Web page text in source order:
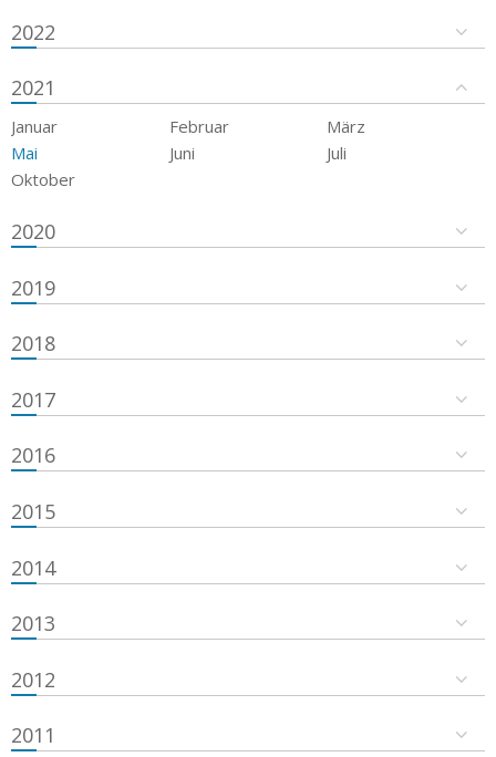
2022
2021
Januar Februar
März
Mai
Juni
Juli
Oktober
2020
2019
2018
2017
2016
2015
2014
2013
2012
2011